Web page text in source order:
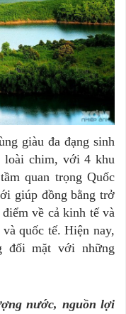
giàu đa đạng sinh
loài chim, với 4 khu
quan trọng Quốc
giúp đồng bằng trở
về cả kinh tế và
quốc tế. Hiện nay,
đối mặt với những
nước, nguồn lợi